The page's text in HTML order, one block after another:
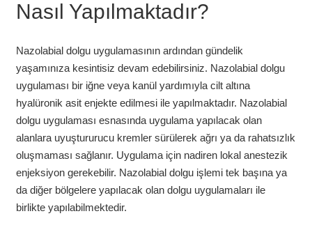
Nasıl Yapılmaktadır?
Nazolabial dolgu uygulamasının ardından gündelik
yaşamınıza kesintisiz devam edebilirsiniz. Nazolabial dolgu
uygulaması bir iğne veya kanül yardımıyla cilt altına
hyalüronik asit enjekte edilmesi ile yapılmaktadır. Nazolabial
dolgu uygulaması esnasında uygulama yapılacak olan
alanlara uyuştururucu kremler sürülerek ağrı ya da rahatsızlık
oluşmaması sağlanır. Uygulama için nadiren lokal anestezik
enjeksiyon gerekebilir. Nazolabial dolgu işlemi tek başına ya
da diğer bölgelere yapılacak olan dolgu uygulamaları ile
birlikte yapılabilmektedir.